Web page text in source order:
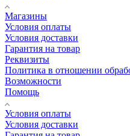
Магазины
Условия оплаты
Условия доставки
Гарантия на товар
Реквизиты
Политика в отношении
Возможности
Помощь
Условия оплаты
Условия доставки